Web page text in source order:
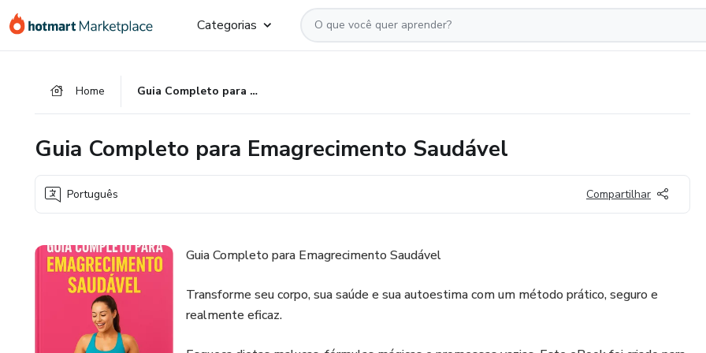
para
para
para
Categorias
Home Guia Completo para Emagrecimento Saudável
Guia Completo para Emagrecimento Saudável
Português Compartilhar
Guia Completo para Emagrecimento Saudável
Transforme seu corpo, sua saúde e sua autoestima com um método prático, seguro e
realmente eficaz.